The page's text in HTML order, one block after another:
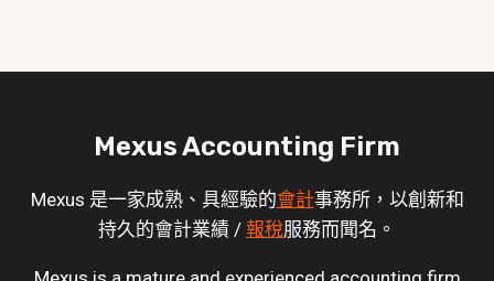
Mexus Accounting Firm
Mexus 是一家成熟、具經驗的會計事務所，以創新和
持久的會計業績 / 報稅服務而聞名。